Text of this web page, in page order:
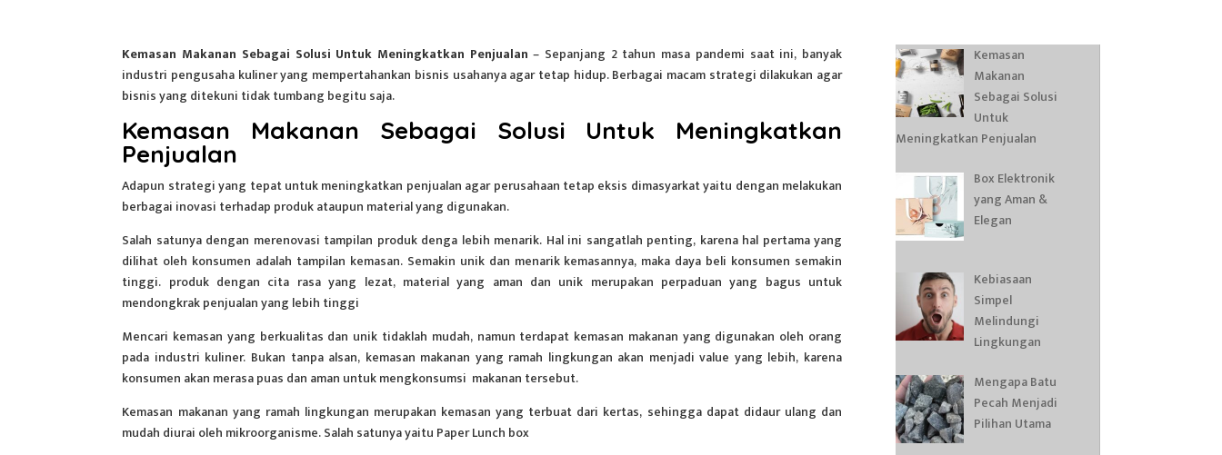
Kemasan Makanan Sebagai Solusi Untuk Meningkatkan Penjualan– Sepanjang 2 tahun masa pandemi saat ini, banyak
industri pengusaha kuliner yang mempertahankan bisnis usahanya agar tetap hidup. Berbagai macam strategi dilakukan agar
bisnis yang ditekuni tidak tumbang begitu saja.
Kemasan Makanan Sebagai Solusi Untuk Meningkatkan
Penjualan
Adapun strategi yang tepat untukmeningkatkan penjualan agar perusahaan tetap eksis dimasyarkat yaitu dengan melakukan
berbagai inovasi terhadap produk ataupun material yang digunakan.
Salah satunya dengan merenovasi tampilan produk denga lebih menarik. Hal ini sangatlah penting, karena hal pertama yang
dilihat oleh konsumen adalah tampilan kemasan. Semakin unik dan menarik kemasannya, maka daya beli konsumen semakin
tinggi. produk dengan cita rasa yang lezat, material yang aman dan unik merupakan perpaduan yang bagus untuk
mendongkrak penjualan yang lebih tinggi
Mencari kemasan yang berkualitas dan unik tidaklah mudah, namun terdapat kemasan makanan yang digunakan oleh orang
pada industri kuliner. Bukan tanpa alsan, kemasan makanan yang ramah lingkungan akan menjadi value yang lebih, karena
konsumen akan merasa puas dan aman untuk mengkonsumsi makanan tersebut.
Kemasan makanan yang ramah lingkungan merupakan kemasan yang terbuat dari kertas, sehingga dapat didaur ulang dan
mudah diurai oleh mikroorganisme. Salah satunya yaitu Paper Lunch box
Kemasan
Makanan
Sebagai Solusi
Untuk
Meningkatkan Penjualan
Box Elektronik
yang Aman &
Elegan
Kebiasaan
Simpel
Melindungi
Lingkungan
Mengapa Batu
Pecah Menjadi
Pilihan Utama